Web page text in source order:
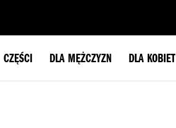
CZĘŚCI DLA MĘŻCZYZN DLA KOBIET